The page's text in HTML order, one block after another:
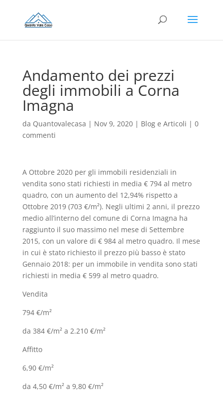
Andamento dei prezzi
degli immobili a Corna
Imagna
da Quantovalecasa | Nov 9, 2020| Blog e Articoli | 0
commenti
A Ottobre 2020 per gli immobili residenziali in
vendita sono stati richiesti in media € 794 al metro
quadro, con un aumento del 12,94% rispetto a
Ottobre 2019 (703 €/m²). Negli ultimi 2 anni, il prezzo
medio all’interno del comune di Corna Imagna ha
raggiunto il suo massimo nel mese di Settembre
2015, con un valore di € 984 al metro quadro. Il mese
in cui è stato richiesto il prezzo più basso è stato
Gennaio 2018: per un immobile in vendita sono stati
richiesti in media € 599 al metro quadro.
Vendita
794 €/m²
da 384 €/m² a 2.210 €/m²
Affitto
6,90 €/m²
da 4,50 €/m² a 9,80 €/m²